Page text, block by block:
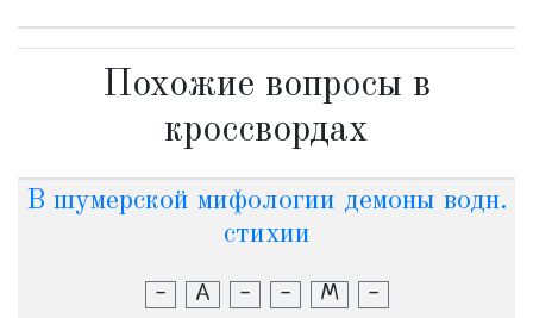
Похожие вопросы в
кроссвордах
В шумерской мифологии демоны водн.
стихии
- А - - М -